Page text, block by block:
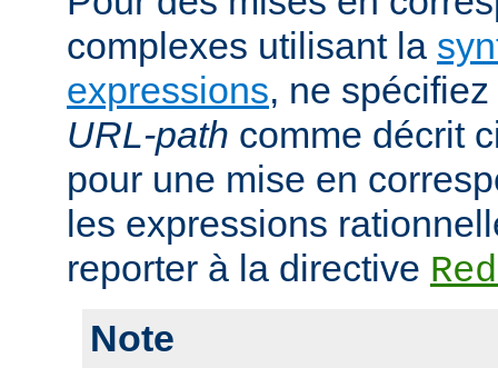
complexes utilisant la
expressions, ne
URL-path comme décrit
pour une mise en
les expressions
reporter à la directive
Note